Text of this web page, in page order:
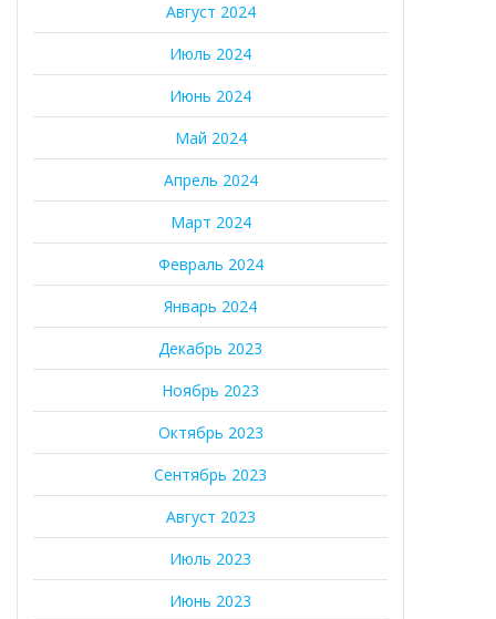
Август 2024
Июль 2024
Июнь 2024
Май 2024
Апрель 2024
Март 2024
Февраль 2024
Январь 2024
Декабрь 2023
Ноябрь 2023
Октябрь 2023
Сентябрь 2023
Август 2023
Июль 2023
Июнь 2023